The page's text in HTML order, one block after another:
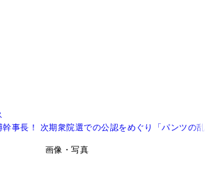
幹事長！ 次期衆院選での公認をめぐり「パンツの乱
画像・写真